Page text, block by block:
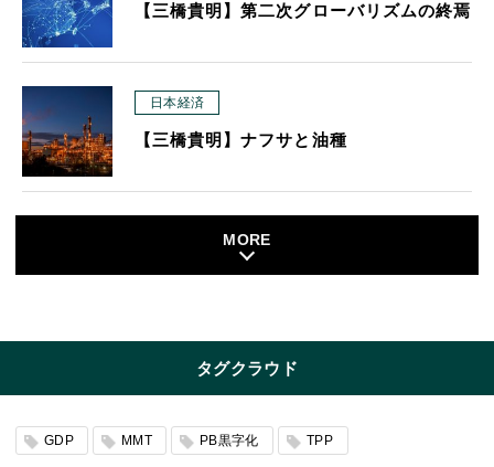
【三橋貴明】第二次グローバリズムの終焉
日本経済
【三橋貴明】ナフサと油種
MORE
タグクラウド
GDP MMT PB黒字化 TPP